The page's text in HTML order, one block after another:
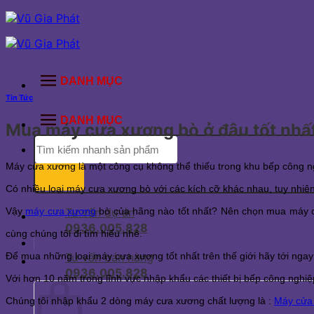
Bỏ
qua
nội
DANH MỤC
DANH MỤC
Tìm
kiếm:
Tư vấn dự án
0936.005.828
Tư vấn bán hàng
0936.005.828
Tin Tức
Mua máy cưa xương bò ở đâu tốt
Máy cưa xương là một công cụ không thể thiếu trong khu bếp công
Có nhiều loại máy cưa xương bò với các kích cỡ khác nhau, tuy
Vậy máy cưa xươngbò của hãng nào tốt nhất? Nên chọn mua máy
cùng chúng tôi đi tìm hiểu nhé.
Để mua những loại máy cưa xương tốt nhất trên thế giới hãy tới
Với hơn 10 năm trong lĩnh vực nhập khẩu các thiết bị bếp công
Chúng tôi nhập khẩu 2 dòng máy cưa xương chất lượng là : Máy